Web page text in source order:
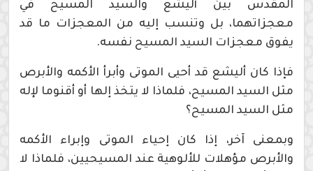
المقدس بين أليشع والسيد المسيح في
معجزاتهما، بل وتنسب إليه من المعجزات ما قد
يفوق معجزات السيد المسيح نفسه.
فإذا كان أليشع قد أحيى الموتى وأبرأ الأكمه والأبرص
مثل السيد المسيح، فلماذا لا يتخذ إلها أو أقنوما لإله
مثل السيد المسيح؟
وبمعنى آخر، إذا كان إحياء الموتى وإبراء الأكمه
والأبرص مؤهلات للألوهية عند المسيحيين، فلماذا لا